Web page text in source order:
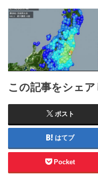
この記事をシェ
ポスト
はてブ
Pocket